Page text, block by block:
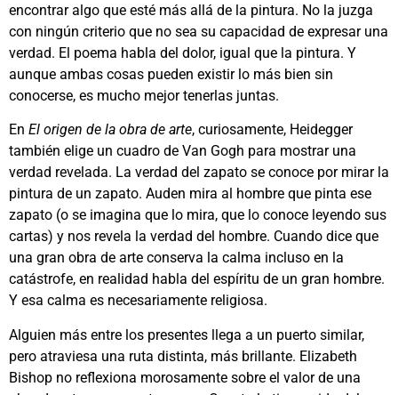
encontrar algo que esté más allá de la pintura. No la juzga
con ningún criterio que no sea su capacidad de expresar una
verdad. El poema habla del dolor, igual que la pintura. Y
aunque ambas cosas pueden existir lo más bien sin
conocerse, es mucho mejor tenerlas juntas.
En El origen de la obra de arte, curiosamente, Heidegger
también elige un cuadro de Van Gogh para mostrar una
verdad revelada. La verdad del zapato se conoce por mirar la
pintura de un zapato. Auden mira al hombre que pinta ese
zapato (o se imagina que lo mira, que lo conoce leyendo sus
cartas) y nos revela la verdad del hombre. Cuando dice que
una gran obra de arte conserva la calma incluso en la
catástrofe, en realidad habla del espíritu de un gran hombre.
Y esa calma es necesariamente religiosa.
Alguien más entre los presentes llega a un puerto similar,
pero atraviesa una ruta distinta, más brillante. Elizabeth
Bishop no reflexiona morosamente sobre el valor de una